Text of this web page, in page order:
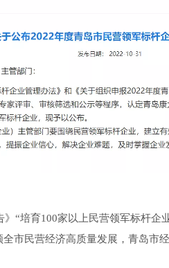
“培育100家以上民营领军标杆
市民营经济高质量发展，青岛市